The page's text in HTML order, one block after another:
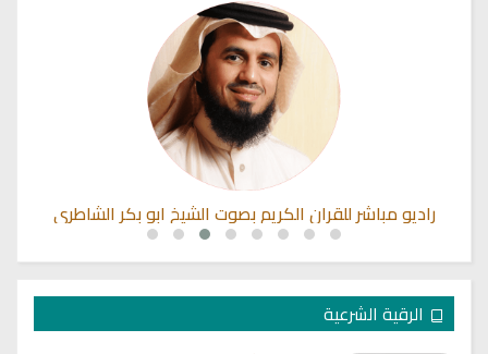
راديو مباشر للقران الكريم بصوت الشيخ ابو بكر الشاطري
الرقية الشرعية